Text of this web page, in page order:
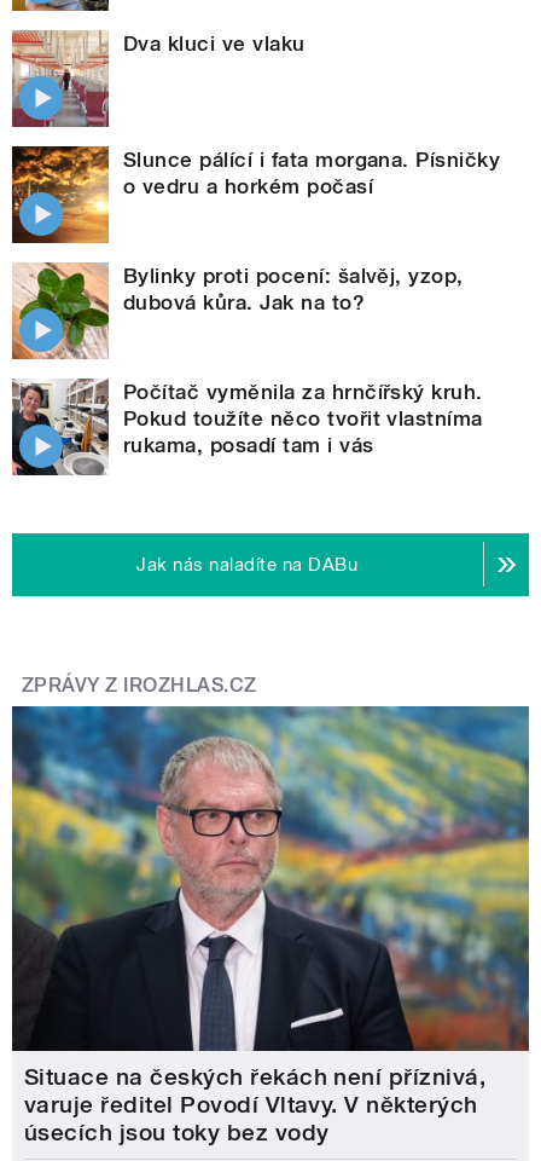
Dva kluci ve vlaku
Slunce pálící i fata morgana. Písničky
o vedru a horkém počasí
Bylinky proti pocení: šalvěj, yzop,
dubová kůra. Jak na to?
Počítač vyměnila za hrnčířský kruh.
Pokud toužíte něco tvořit vlastníma
rukama, posadí tam i vás
Jak nás naladíte na DABu
ZPRÁVY Z IROZHLAS.CZ
Situace na českých řekách není příznivá,
varuje ředitel Povodí Vltavy. V některých
úsecích jsou toky bez vody